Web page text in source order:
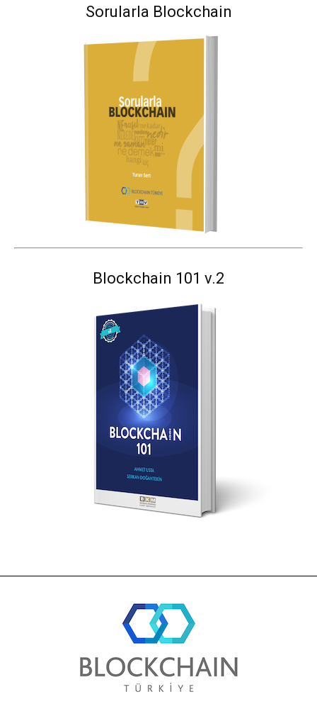
Sorularla Blockchain
Blockchain 101 v.2